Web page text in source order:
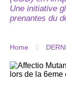
Une initiative
prenantes du
Home